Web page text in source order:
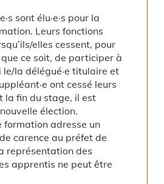
sont élu·e·s pour la
Leurs fonctions
elles cessent, pour
ce soit, de participer à
le/la délégué·e titulaire et
ont cessé leurs
la fin du stage, il est
élection.
formation adresse un
carence au préfet de
représentation des
apprentis ne peut être